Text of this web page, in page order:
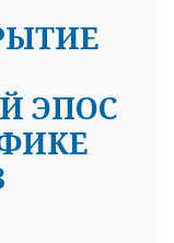
ЭПОС